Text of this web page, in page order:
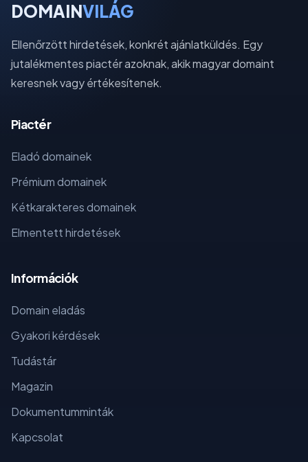
DOMAINVILÁG
Ellenőrzött hirdetések, konkrét ajánlatküldés. Egy
jutalékmentes piactér azoknak, akik magyar domaint
keresnek vagy értékesítenek.
Piactér
Eladó domainek
Prémium domainek
Kétkarakteres domainek
Elmentett hirdetések
Információk
Domain eladás
Gyakori kérdések
Tudástár
Magazin
Dokumentumminták
Kapcsolat